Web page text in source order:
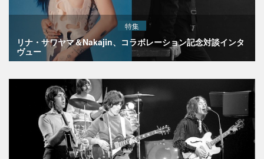
特集
リナ・サワヤマ＆Nakajin、コラボレーション記念対談インタ
ヴュー